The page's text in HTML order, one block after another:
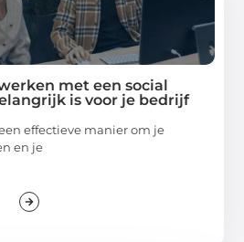
met een social
is voor je bedrijf
effectieve manier om je
en je